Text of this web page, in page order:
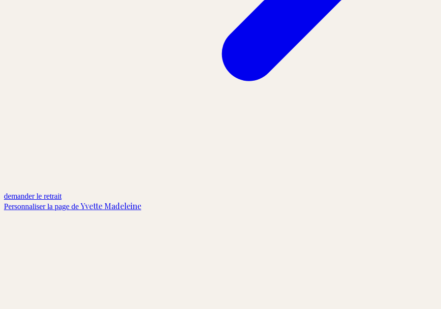
demander le retrait
Personnaliser la page de Yvette Madeleine